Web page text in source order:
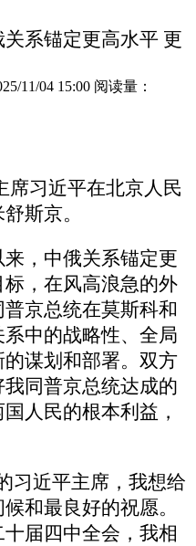
系锚定更高水平 更
11/04 15:00 阅读量：
习近平在北京人民
斯京。
，中俄关系锚定更
，在风高浪急的外
京总统在莫斯科和
中的战略性、全局
谋划和部署。双方
同普京总统达成的
人民的根本利益，
近平主席，我想给
和最良好的祝愿。
届四中全会，我相